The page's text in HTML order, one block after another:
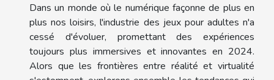
Dans un monde où le numérique façonne de plus en
plus nos loisirs, l'industrie des jeux pour adultes n'a
cessé d'évoluer, promettant des expériences
toujours plus immersives et innovantes en 2024.
Alors que les frontières entre réalité et virtualité